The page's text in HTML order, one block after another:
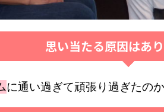
思い当たる原因はあ
に通い過ぎて頑張り過ぎたのか